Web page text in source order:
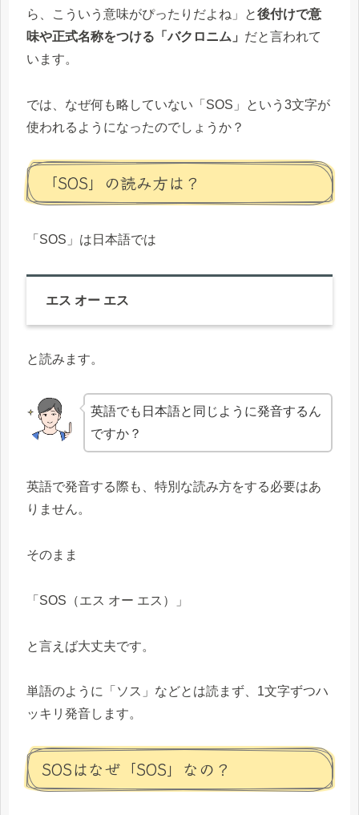
ら、こういう意味がぴったりだよね」と後付けで意
味や正式名称をつける「バクロニム」 だと言われて
います。
では、なぜ何も略していない「SOS」という3文字が
使われるようになったのでしょうか？
「SOS」の読み方は？
「SOS」は日本語では
エス オー エス
と読みます。
英語でも日本語と同じように発音するん
ですか？
英語で発音する際も、特別な読み方をする必要はあ
りません。
そのまま
「SOS（エス オー エス）」
と言えば大丈夫です。
単語のように「ソス」などとは読まず、1文字ずつハ
ッキリ発音します。
SOSはなぜ「SOS」なの？